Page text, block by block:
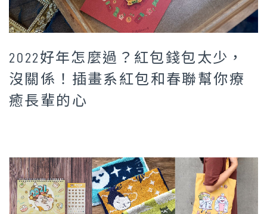
2022好年怎麼過？紅包錢包太少，
沒關係！插畫系紅包和春聯幫你療
癒長輩的心